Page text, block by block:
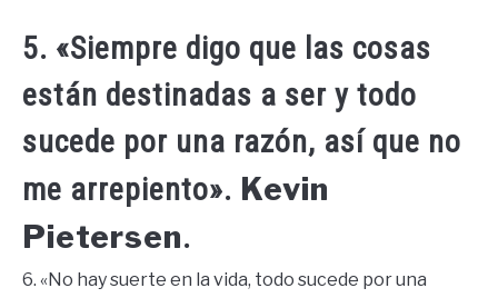
5. «Siempre digo que las cosas
están destinadas a ser y todo
sucede por una razón, así que no
me arrepiento». Kevin
Pietersen.
6. «No hay suerte en la vida, todo sucede por una